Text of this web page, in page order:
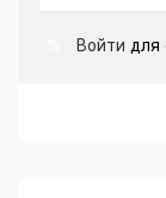
Войти для